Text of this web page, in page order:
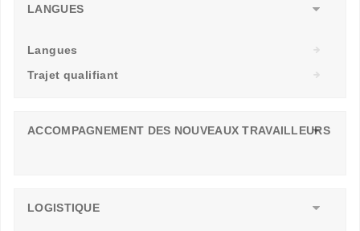
LANGUES
Langues
Trajet qualifiant
ACCOMPAGNEMENT DES NOUVEAUX TRAVAILLEURS
LOGISTIQUE